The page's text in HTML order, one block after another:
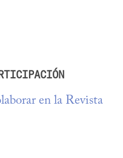
en la Revista